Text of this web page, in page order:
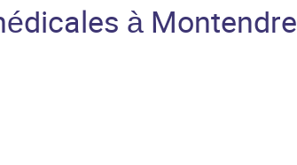
à Montendre